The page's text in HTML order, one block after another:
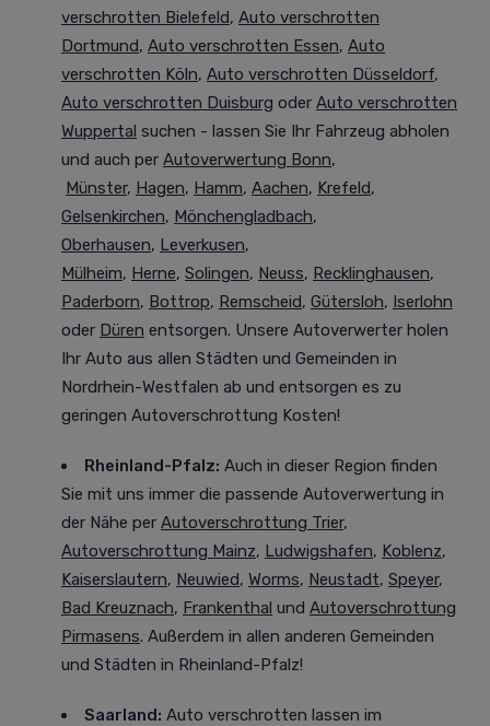
verschrotten Bielefeld, Auto verschrotten
Dortmund, Auto verschrotten Essen, Auto
verschrotten Köln, Auto verschrotten Düsseldorf,
Auto verschrotten Duisburg oder Auto verschrotten
Wuppertal suchen - lassen Sie Ihr Fahrzeug abholen
und auch per Autoverwertung Bonn,
Münster, Hagen, Hamm, Aachen, Krefeld,
Gelsenkirchen, Mönchengladbach,
Oberhausen, Leverkusen,
Mülheim, Herne, Solingen, Neuss, Recklinghausen,
Paderborn, Bottrop, Remscheid, Gütersloh, Iserlohn
oder Düren entsorgen. Unsere Autoverwerter holen
Ihr Auto aus allen Städten und Gemeinden in
Nordrhein-Westfalen ab und entsorgen es zu
geringen Autoverschrottung Kosten!
Rheinland-Pfalz: Auch in dieser Region finden
Sie mit uns immer die passende Autoverwertung in
der Nähe per Autoverschrottung Trier,
Autoverschrottung Mainz, Ludwigshafen, Koblenz,
Kaiserslautern, Neuwied, Worms, Neustadt, Speyer,
Bad Kreuznach, Frankenthal und Autoverschrottung
Pirmasens. Außerdem in allen anderen Gemeinden
und Städten in Rheinland-Pfalz!
Saarland: Auto verschrotten lassen im